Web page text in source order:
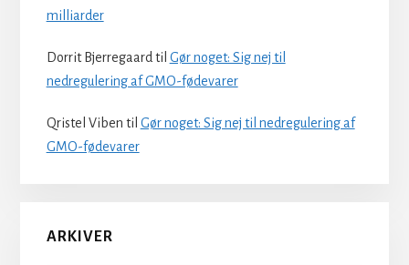
milliarder
Dorrit Bjerregaard til Gør noget: Sig nej til
nedregulering af GMO-fødevarer
Qristel Viben til Gør noget: Sig nej til nedregulering af
GMO-fødevarer
ARKIVER